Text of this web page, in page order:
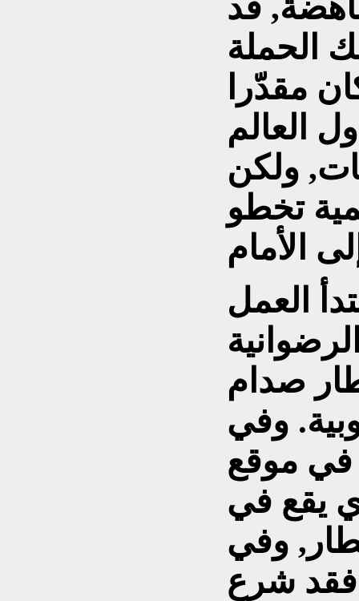
الحملة
مقدّرا
العالم
ولكن
تخطو
العمل
صدام
وفي
في موقع
يقع في
وفي
فقد شرع